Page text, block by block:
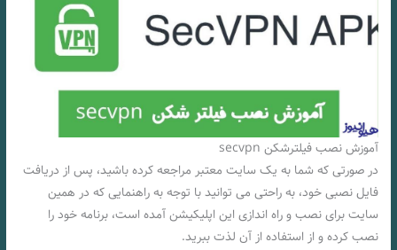
آموزش نصب فیلترشکن secvpn
در صورتی که شما به یک سایت معتبر مراجعه کرده باشید، پس از دریافت
فایل نصبی خود، به راحتی می توانید با توجه به راهنمایی که در همین
سایت برای نصب و راه اندازی این اپلیکیشن آمده است، برنامه خود را
نصب کرده و از استفاده از آن لذت ببرید.